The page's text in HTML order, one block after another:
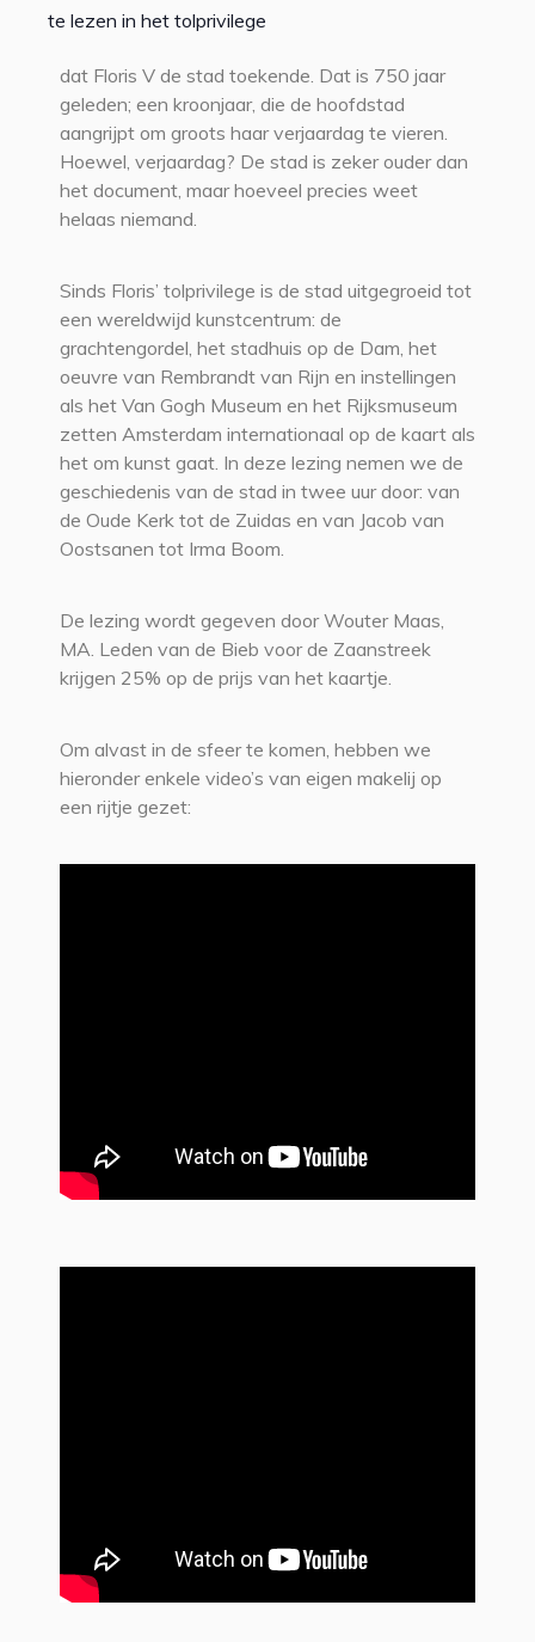
te lezen in het tolprivilege
dat Floris V de stad toekende. Dat is 750 jaar
geleden; een kroonjaar, die de hoofdstad
aangrijpt om groots haar verjaardag te vieren.
Hoewel, verjaardag? De stad is zeker ouder dan
het document, maar hoeveel precies weet
helaas niemand.
Sinds Floris’ tolprivilege is de stad uitgegroeid tot
een wereldwijd kunstcentrum: de
grachtengordel, het stadhuis op de Dam, het
oeuvre van Rembrandt van Rijn en instellingen
als het Van Gogh Museum en het Rijksmuseum
zetten Amsterdam internationaal op de kaart als
het om kunst gaat. In deze lezing nemen we de
geschiedenis van de stad in twee uur door: van
de Oude Kerk tot de Zuidas en van Jacob van
Oostsanen tot Irma Boom.
De lezing wordt gegeven door Wouter Maas,
MA. Leden van de Bieb voor de Zaanstreek
krijgen 25% op de prijs van het kaartje.
Om alvast in de sfeer te komen, hebben we
hieronder enkele video’s van eigen makelij op
een rijtje gezet: